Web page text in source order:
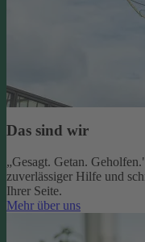
Das sind wir
„Gesagt. Getan.
zuverlässiger Hilfe und
Ihrer Seite.
Mehr über uns